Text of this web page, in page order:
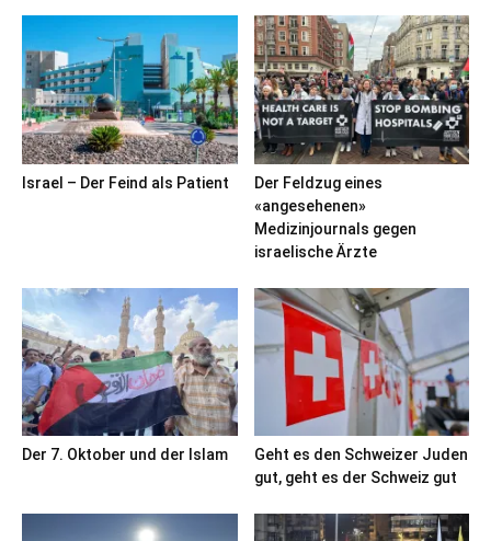
Israel – Der Feind als Patient
Der Feldzug eines
«angesehenen»
Medizinjournals gegen
israelische Ärzte
Der 7. Oktober und der Islam
Geht es den Schweizer Juden
gut, geht es der Schweiz gut